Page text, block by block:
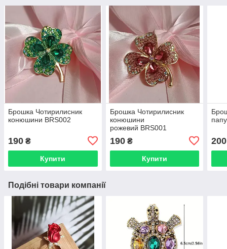
Брошка Чотирилисник
конюшини BRS002
190 ₴
Купити
Брошка Чотирилисник
конюшини
рожевий BRS001
190₴
Купити
200
Подібні товари компанії